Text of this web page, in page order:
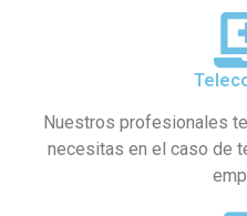
Nuestros profesionales
necesitas en el caso de